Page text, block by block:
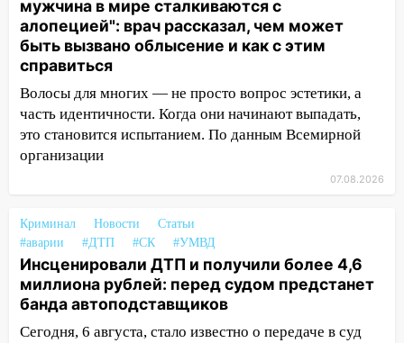
12:20 В Чердаклинском районе
столкнулись «Лада» и Chevrolet:
пострадал 14-летний подросток
12:00 Где есть бензин в Ульяновске 7
августа: список АЗС
11:50 Заснул рядом с ребёнком и
11:38
В Ленинском районе пожар
полностью уничтожил дачный дом и
сарай
11:38 В Госдуме предложили отменить
ЕГЭ с 2027 года
мужчина в мире сталкиваются с
алопецией": врач рассказал, чем может
быть вызвано облысение и как с этим
справиться
Волосы для многих — не просто вопрос эстетики, а
часть идентичности. Когда они начинают выпадать,
это становится испытанием. По данным Всемирной
организации
07.08.2026
Криминал Новости
Статьи
#аварии
#ДТП #СК #УМВД
Инсценировали ДТП и получили более 4,6
миллиона рублей: перед судом предстанет
банда автоподставщиков
Сегодня, 6 августа, стало известно о передаче в суд